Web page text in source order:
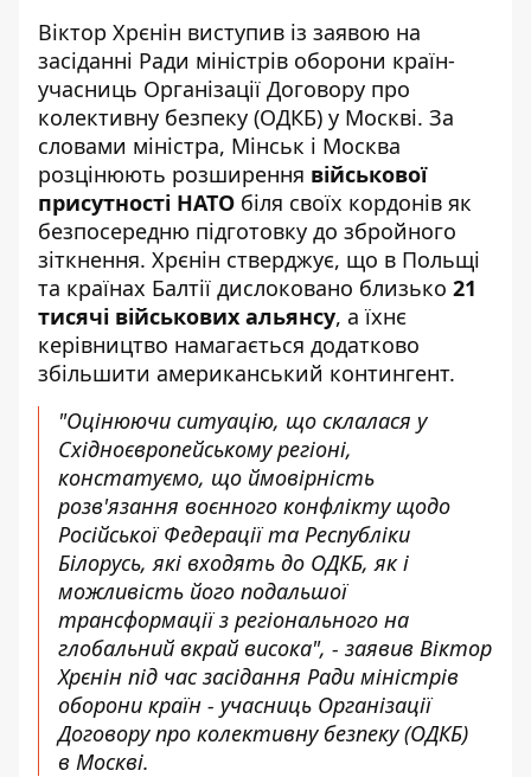
Віктор Хрєнін виступив із заявою на
засіданні Ради міністрів оборони країн-
учасниць Організації Договору про
колективну безпеку (ОДКБ) у Москві. За
словами міністра, Мінськ і Москва
розцінюють розширення військової
присутності НАТО біля своїх кордонів як
безпосередню підготовку до збройного
зіткнення. Хрєнін стверджує, що в Польщі
та країнах Балтії дислоковано близько 21
тисячі військових альянсу, а їхнє
керівництво намагається додатково
збільшити американський контингент.
"Оцінюючи ситуацію, що склалася у
Східноєвропейському регіоні,
констатуємо, що ймовірність
розв'язання воєнного конфлікту щодо
Російської Федерації та Республіки
Білорусь, які входять до ОДКБ, як і
можливість його подальшої
трансформації з регіонального на
глобальний вкрай висока", - заявив Віктор
Хрєнін під час засідання Ради міністрів
оборони країн - учасниць Організації
Договору про колективну безпеку (ОДКБ)
в Москві.